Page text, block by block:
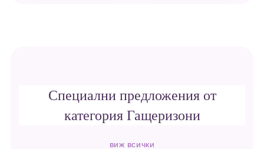
Специални предложения от
категория Гащеризони
виж всички